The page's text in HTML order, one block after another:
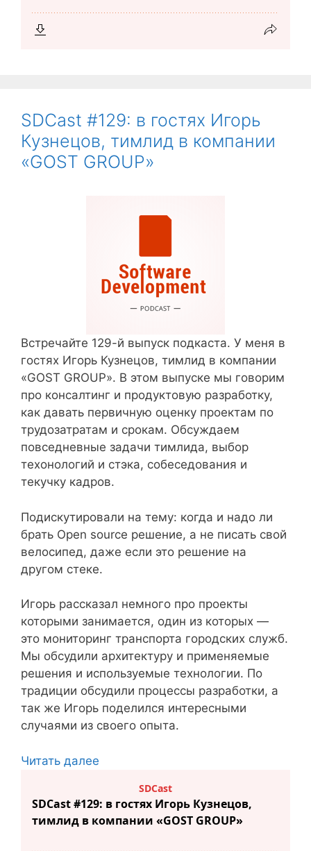
SDCast #129: в гостях Игорь
Кузнецов, тимлид в компании
«GOST GROUP»
Встречайте 129-й выпуск подкаста. У меня в
гостях Игорь Кузнецов, тимлид в компании
«GOST GROUP». В этом выпуске мы говорим
про консалтинг и продуктовую разработку,
как давать первичную оценку проектам по
трудозатратам и срокам. Обсуждаем
повседневные задачи тимлида, выбор
техонологий и стэка, собеседования и
текучку кадров.
Подискутировали на тему: когда и надо ли
брать Open source решение, а не писать свой
велосипед, даже если это решение на
другом стеке.
Игорь рассказал немного про проекты
которыми занимается, один из которых —
это мониторинг транспорта городских служб.
Мы обсудили архитектуру и применяемые
решения и используемые технологии. По
традиции обсудили процессы разработки, а
так же Игорь поделился интересными
случаями из своего опыта.
Читать далее